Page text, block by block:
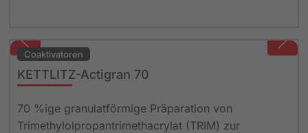
Coaktivatoren
KETTLITZ-Actigran 70
70 %ige granulatförmige Präparation von
Trimethylolpropantrimethacrylat (TRIM) zur